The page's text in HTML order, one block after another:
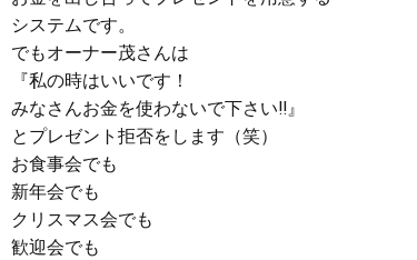
システムです。
でもオーナー茂さんは
『私の時はいいです！
みなさんお金を使わないで下さい‼︎』
とプレゼント拒否をします（笑）
お食事会でも
新年会でも
クリスマス会でも
歓迎会でも